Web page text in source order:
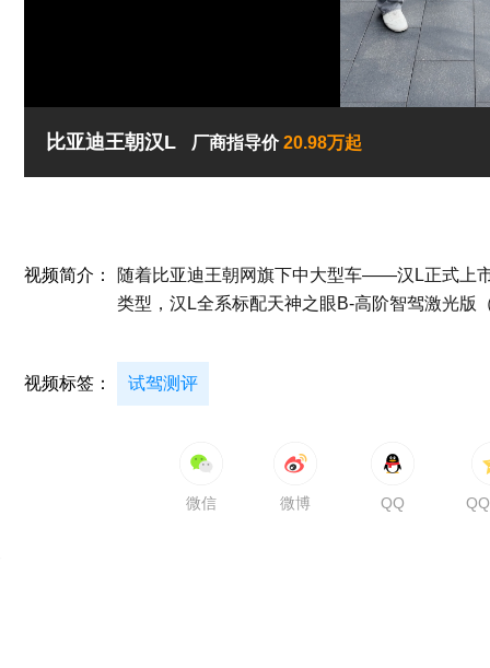
比亚迪王朝汉L 厂商指导价20.98万起
视频简介：
随着比亚迪王朝网旗下中大型车——汉L正式上
类型，汉L全系标配天神之眼B-高阶智驾激光版
视频标签： 试驾测评
微信 微博 QQ